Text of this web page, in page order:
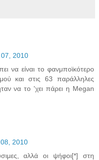
2010
να είναι το φανμποϊκότερο
και στις 63 παράλληλες
να το 'χει πάρει η Megan
2010
αλλά οι ψήφοι[*] στη